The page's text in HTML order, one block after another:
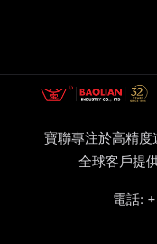
寶聯專注於高精
全球客戶提
電話: